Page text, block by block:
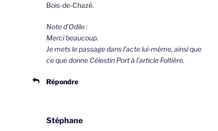
Bois-de-Chazé.
Note d’Odile :
Merci beaucoup.
Je mets le passage dans l’acte lui-même, ainsi que
ce que donne Célestin Port à l’article Foltière.
Répondre
Stéphane